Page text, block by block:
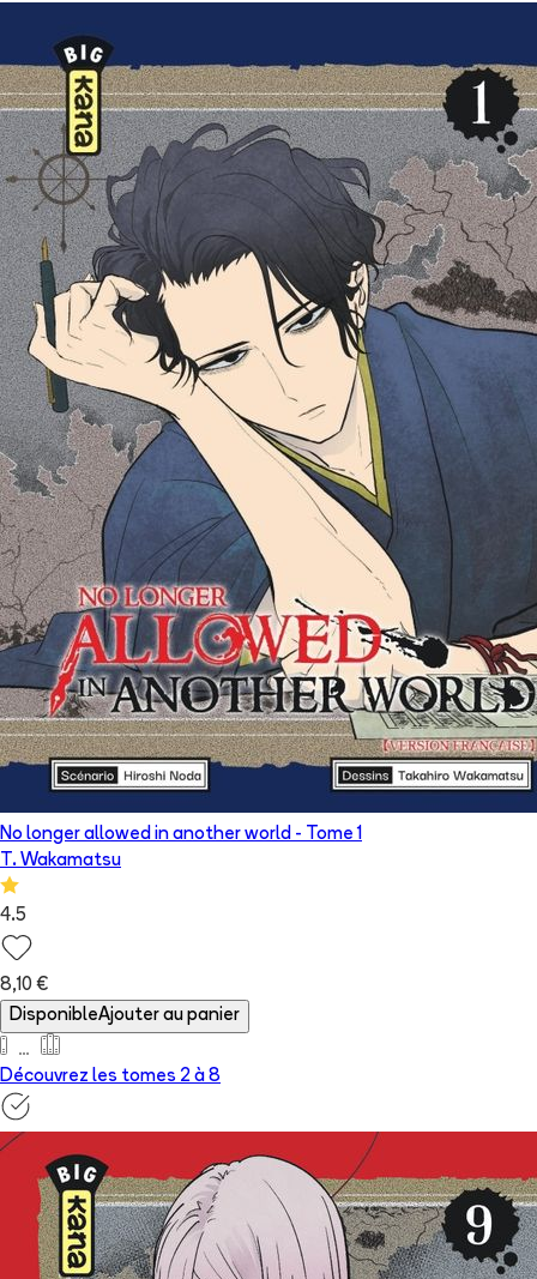
No longer allowed in another world - Tome 1
T. Wakamatsu
4.5
8,10 €
DisponibleAjouter au panier
Découvrez les tomes 2 à 8